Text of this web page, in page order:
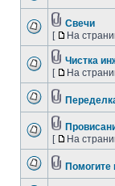
Свечи
[
На
Чистка
[
На
[
На
Помогите